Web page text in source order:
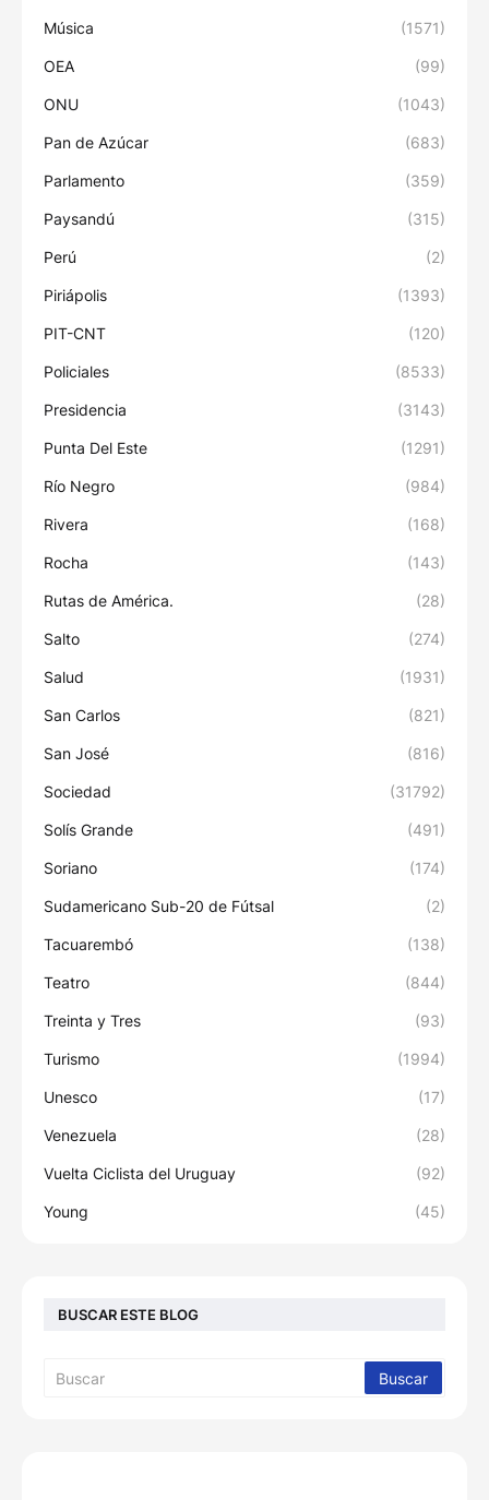
Música (1571)
OEA (99)
ONU (1043)
Pan de Azúcar (683)
Parlamento (359)
Paysandú (315)
Perú (2)
Piriápolis (1393)
PIT-CNT (120)
Policiales (8533)
Presidencia (3143)
Punta Del Este (1291)
Río Negro (984)
Rivera (168)
Rocha (143)
Rutas de América. (28)
Salto (274)
Salud (1931)
San Carlos (821)
San José (816)
Sociedad (31792)
Solís Grande (491)
Soriano (174)
Sudamericano Sub-20 de Fútsal (2)
Tacuarembó (138)
Teatro (844)
Treinta y Tres (93)
Turismo (1994)
Unesco (17)
Venezuela (28)
Vuelta Ciclista del Uruguay (92)
Young (45)
BUSCAR ESTE BLOG